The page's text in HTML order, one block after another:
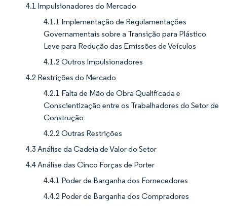
4.1 Impulsionadores do Mercado
4.1.1 Implementação de Regulamentações
Governamentais sobre a Transição para Plástico
Leve para Redução das Emissões de Veículos
4.1.2 Outros Impulsionadores
4.2 Restrições do Mercado
4.2.1 Falta de Mão de Obra Qualificada e
Conscientização entre os Trabalhadores do Setor de
Construção
4.2.2 Outras Restrições
4.3 Análise da Cadeia de Valor do Setor
4.4 Análise das Cinco Forças de Porter
4.4.1 Poder de Barganha dos Fornecedores
4.4.2 Poder de Barganha dos Compradores